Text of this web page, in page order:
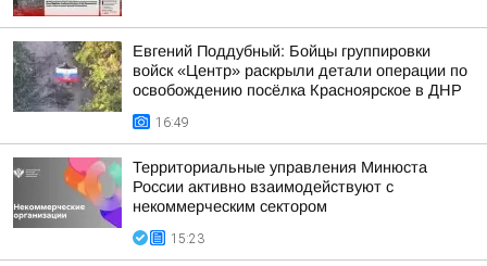
Евгений Поддубный: Бойцы группировки
войск «Центр» раскрыли детали операции по
освобождению посёлка Красноярское в ДНР
16:49
Территориальные управления Минюста
России активно взаимодействуют с
некоммерческим сектором
15:23